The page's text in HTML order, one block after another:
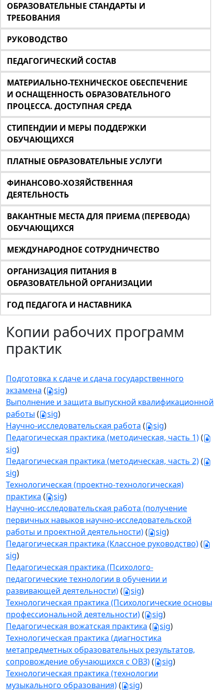
ОБРАЗОВАТЕЛЬНЫЕ СТАНДАРТЫ И
ТРЕБОВАНИЯ
РУКОВОДСТВО
ПЕДАГОГИЧЕСКИЙ СОСТАВ
МАТЕРИАЛЬНО-ТЕХНИЧЕСКОЕ ОБЕСПЕЧЕНИЕ
И ОСНАЩЕННОСТЬ ОБРАЗОВАТЕЛЬНОГО
ПРОЦЕССА. ДОСТУПНАЯ СРЕДА
СТИПЕНДИИ И МЕРЫ ПОДДЕРЖКИ
ОБУЧАЮЩИХСЯ
ПЛАТНЫЕ ОБРАЗОВАТЕЛЬНЫЕ УСЛУГИ
ФИНАНСОВО-ХОЗЯЙСТВЕННАЯ
ДЕЯТЕЛЬНОСТЬ
ВАКАНТНЫЕ МЕСТА ДЛЯ ПРИЕМА (ПЕРЕВОДА)
ОБУЧАЮЩИХСЯ
МЕЖДУНАРОДНОЕ СОТРУДНИЧЕСТВО
ОРГАНИЗАЦИЯ ПИТАНИЯ В
ОБРАЗОВАТЕЛЬНОЙ ОРГАНИЗАЦИИ
ГОД ПЕДАГОГА И НАСТАВНИКА
Копии рабочих программ
практик
Подготовка к сдаче и сдача государственного
экзамена ( sig)
Выполнение и защита выпускной квалификационной
работы ( sig)
Научно-исследовательская работа ( sig)
Педагогическая практика (методическая, часть 1)(
sig)
Педагогическая практика (методическая, часть 2)(
sig)
Технологическая (проектно-технологическая)
практика ( sig)
Научно-исследовательская работа (получение
первичных навыков научно-исследовательской
работы и проектной деятельности)( sig)
Педагогическая практика (Классное руководство)(
sig)
Педагогическая практика (Психолого-
педагогические технологии в обучении и
развивающей деятельности)( sig)
Технологическая практика (Психологические основы
профессиональной деятельности)( sig)
Педагогическая вожатская практика ( sig)
Технологическая практика (диагностика
метапредметных образовательных результатов,
сопровождение обучающихся с ОВЗ)( sig)
Технологическая практика (технологии
музыкального образования)( sig)